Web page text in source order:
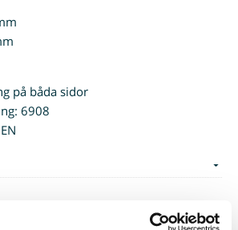
på båda sidor
6908
produkten har även köpt